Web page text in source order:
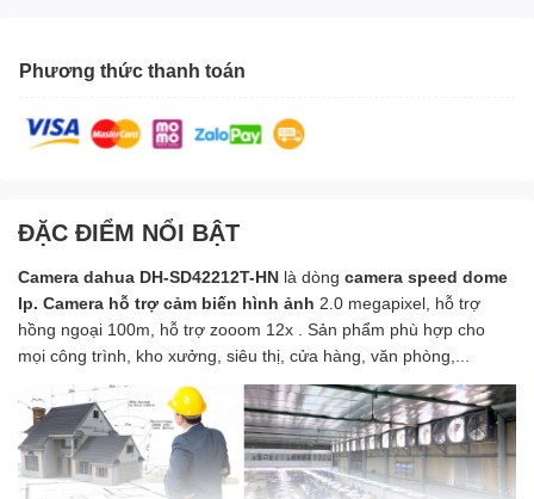
Phương thức thanh toán
ĐẶC ĐIỂM NỔI BẬT
Camera dahua DH-SD42212T-HN là dòng camera speed dome
Ip. Camera hỗ trợ cảm biến hình ảnh 2.0 megapixel, hỗ trợ
hồng ngoại 100m, hỗ trợ zooom 12x . Sản phẩm phù hợp cho
mọi công trình, kho xưởng, siêu thị, cửa hàng, văn phòng,...